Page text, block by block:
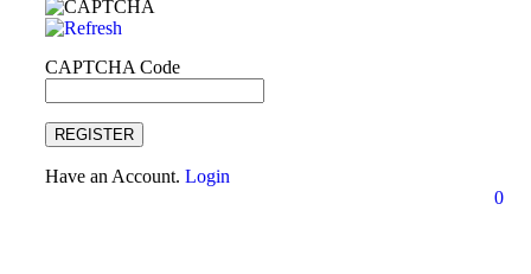
CAPTCHA Code
REGISTER
Have an Account. Login
0